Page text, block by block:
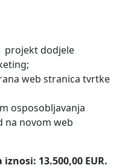
projekt dodjele
web stranica tvrtke
osposobljavanja
na novom web
13.500,00 EUR.